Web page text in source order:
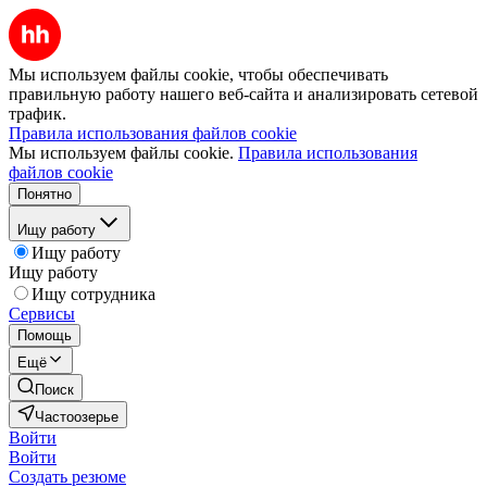
Мы используем файлы cookie, чтобы обеспечивать
правильную работу нашего веб-сайта и анализировать сетевой
трафик.
Правила использования файлов cookie
Мы используем файлы cookie. Правила использования
файлов cookie
Понятно
Ищу работу
Ищу работу
Ищу работу
Ищу сотрудника
Сервисы
Помощь
Ещё
Поиск
Частоозерье
Войти
Войти
Создать резюме